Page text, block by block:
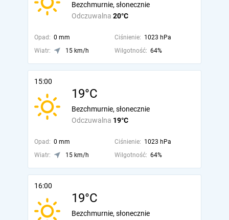
Odczuwalna 20°C
Bezchmurnie, słonecznie
Opad: 0 mm Ciśnienie: 1023 hPa
Wiatr:
15 km/h Wilgotność: 64%
15:00
19°C
Odczuwalna 19°C
Bezchmurnie, słonecznie
Opad: 0 mm Ciśnienie: 1023 hPa
Wiatr:
15 km/h Wilgotność: 64%
16:00
19°C
Bezchmurnie, słonecznie